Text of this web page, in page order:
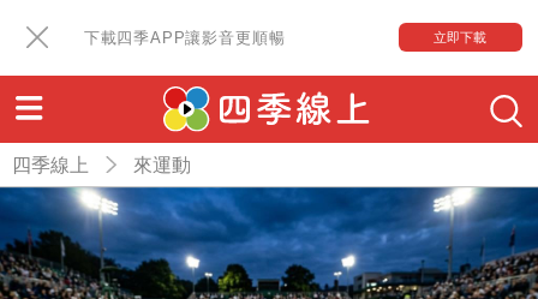
下載四季APP讓影音更順暢 立即下載
四季線上 來運動